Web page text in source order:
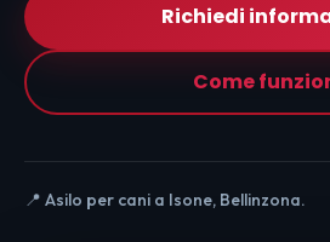
Richiedi
Come
📍 Asilo per cani a Isone, Bellinzona.